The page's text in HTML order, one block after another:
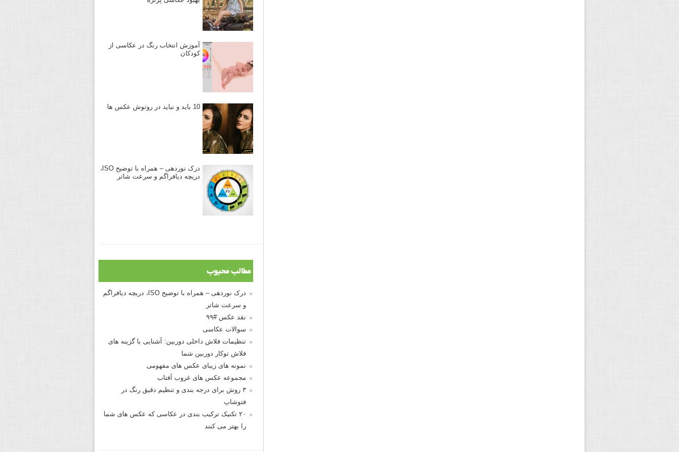
آموزش انتخاب رنگ در عکاسی از
کودکان
10 باید و نباید در روتوش عکس ها
درک نوردهی – همراه با توضیح ISO،
دریچه دیافراگم و سرعت شاتر
مطالب محبوب
درک نوردهی – همراه با توضیح ISO، دریچه دیافراگم
و سرعت شاتر
نقد عکس #۹۹
سوالات عکاسی
تنظیمات فلاش داخلی دوربین: آشنایی با گزینه های
فلاش توکار دوربین شما
نمونه های زیبای عکس های مفهومی
مجموعه عکس های غروب آفتاب
۳ روش برای درجه بندی و تنظیم دقیق رنگ در
فتوشاپ
۲۰ تکنیک ترکیب بندی در عکاسی که عکس های شما
را بهتر می کنند